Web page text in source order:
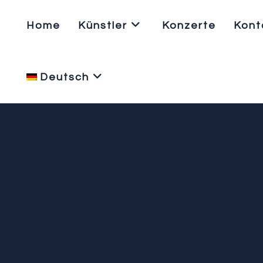
Home Künstler Konzerte
Deutsch